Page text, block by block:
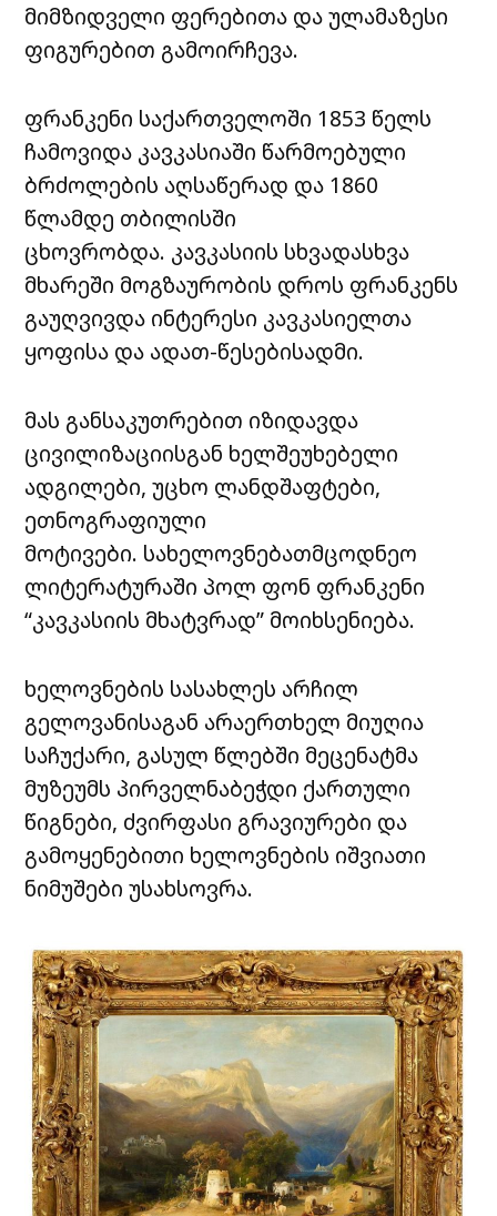
მიმზიდველი ფერებითა და ულამაზესი
ფიგურებით გამოირჩევა.
ფრანკენი საქართველოში 1853 წელს
ჩამოვიდა კავკასიაში წარმოებული
ბრძოლების აღსაწერად და 1860
წლამდე თბილისში
ცხოვრობდა. კავკასიის სხვადასხვა
მხარეში მოგზაურობის დროს ფრანკენს
გაუღვივდა ინტერესი კავკასიელთა
ყოფისა და ადათ-წესებისადმი.
მას განსაკუთრებით იზიდავდა
ცივილიზაციისგან ხელშეუხებელი
ადგილები, უცხო ლანდშაფტები,
ეთნოგრაფიული
მოტივები. სახელოვნებათმცოდნეო
ლიტერატურაში პოლ ფონ ფრანკენი
“კავკასიის მხატვრად” მოიხსენიება.
ხელოვნების სასახლეს არჩილ
გელოვანისაგან არაერთხელ მიუღია
საჩუქარი, გასულ წლებში მეცენატმა
მუზეუმს პირველნაბეჭდი ქართული
წიგნები, ძვირფასი გრავიურები და
გამოყენებითი ხელოვნების იშვიათი
ნიმუშები უსახსოვრა.